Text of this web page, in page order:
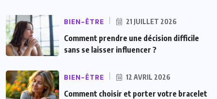
BIEN-ÊTRE 21 JUILLET 2026
Comment prendre une décision difficile
sans se laisser influencer ?
BIEN-ÊTRE 12 AVRIL 2026
Comment choisir et porter votre bracelet